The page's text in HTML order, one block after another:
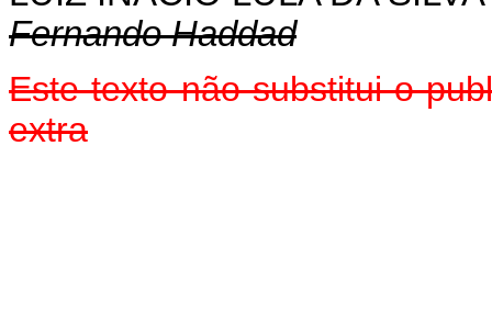
Fernando Haddad
Este texto não substitui o
extra